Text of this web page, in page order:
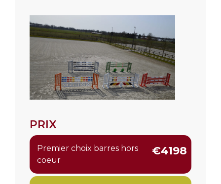
PRIX
Premier choix barres hors
coeur
€4198